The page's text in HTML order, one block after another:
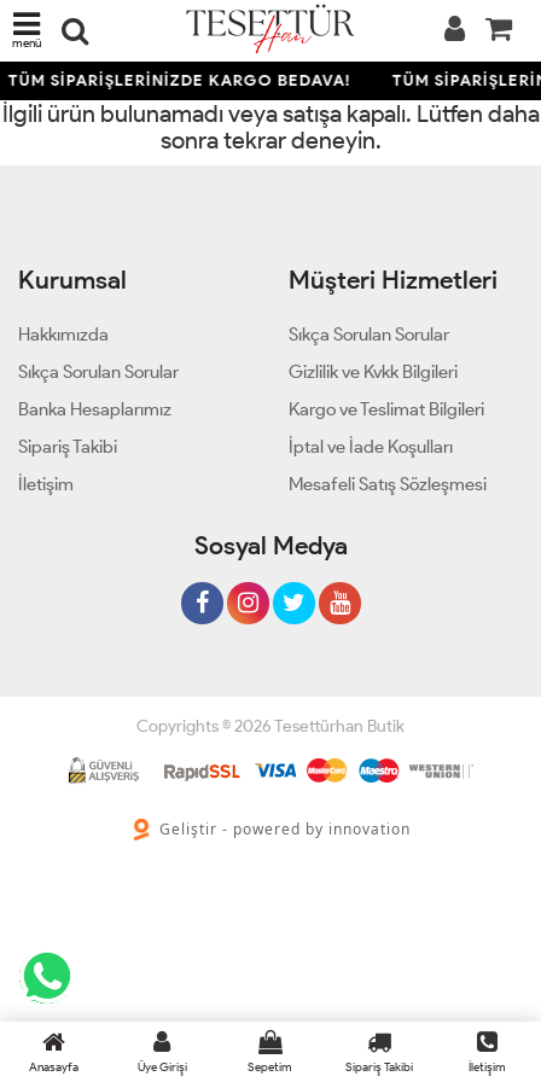
menü
TÜM SİPARİŞLERİNİZDE KARGO BEDAVA! TÜM
İlgili ürün bulunamadı veya satışa kapalı. Lütfen daha
sonra tekrar deneyin.
Kurumsal
Hakkımızda
Sıkça Sorulan Sorular
Banka Hesaplarımız
Sipariş Takibi
İletişim
Müşteri Hizmetleri
Sıkça Sorulan Sorular
Gizlilik ve Kvkk Bilgileri
Kargo ve Teslimat Bilgileri
İptal ve İade Koşulları
Mesafeli Satış Sözleşmesi
Sosyal Medya
Copyrights © 2026 Tesettürhan Butik
Geliştir - powered by innovation
Anasayfa Üye Girişi Sepetim Sipariş Takibi İletişim